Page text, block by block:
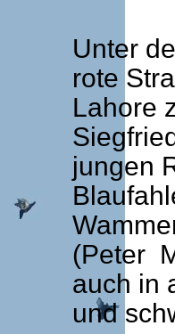
Unter
rote
Lahore
jungen
(Peter
auch in
und